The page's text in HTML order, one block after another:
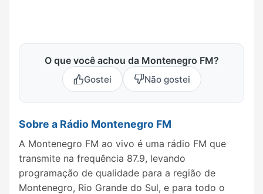
O que você achou da Montenegro FM?
Gostei Não gostei
Sobre a Rádio Montenegro FM
A Montenegro FM ao vivo é uma rádio FM que
transmite na frequência 87.9, levando
programação de qualidade para a região de
Montenegro, Rio Grande do Sul, e para todo o